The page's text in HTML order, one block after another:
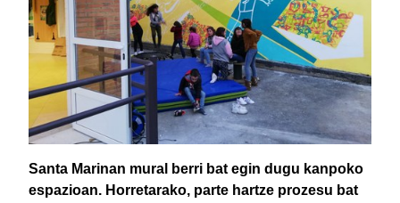
Santa Marinan mural berri bat egin dugu kanpoko
espazioan. Horretarako, parte hartze prozesu bat